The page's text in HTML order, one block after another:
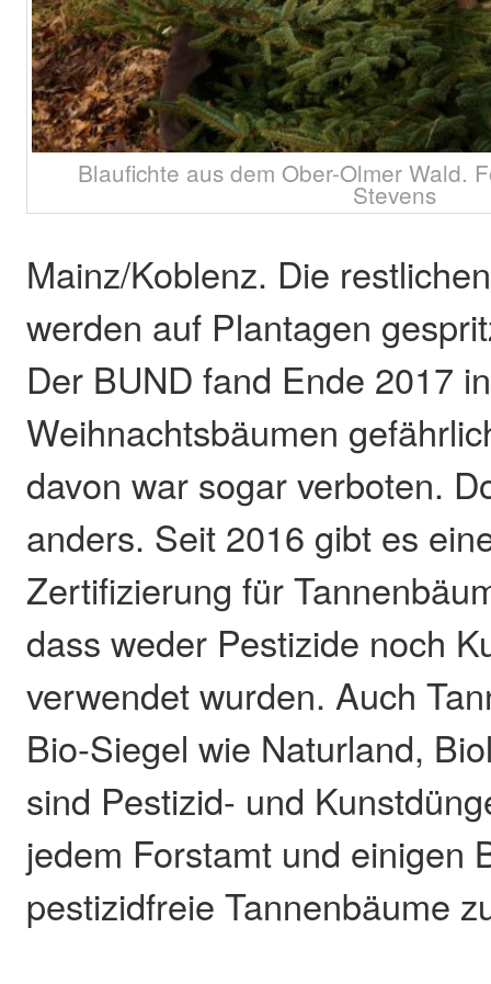
Blaufichte aus dem Ober-Olmer Wald.
Stevens
Mainz/Koblenz. Die
werden auf Plantagen
Der BUND fand Ende 2017
Weihnachtsbäumen
davon war sogar verboten.
anders. Seit 2016 gibt es
Zertifizierung für
dass weder Pestizide noch
verwendet wurden. Auch
Bio-Siegel wie Naturland,
sind Pestizid- und
jedem Forstamt und einigen
pestizidfreie Tannenbäume